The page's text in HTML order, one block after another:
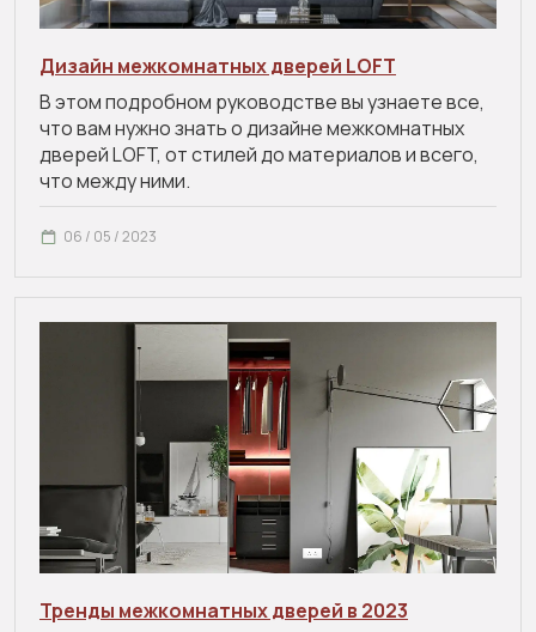
Дизайн межкомнатных дверей LOFT
В этом подробном руководстве вы узнаете все,
что вам нужно знать о дизайне межкомнатных
дверей LOFT, от стилей до материалов и всего,
что между ними.
06 / 05 / 2023
Тренды межкомнатных дверей в 2023